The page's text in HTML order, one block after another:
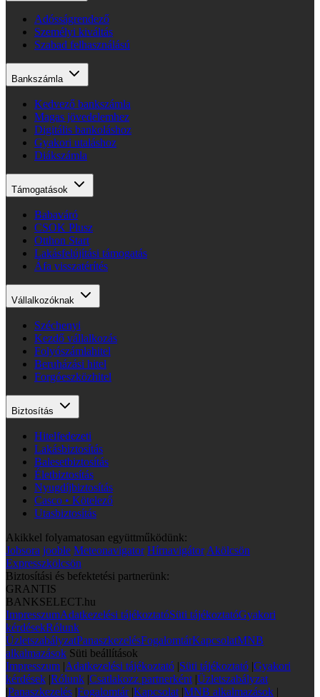
Adósságrendező
Személyi kiváltás
Szabad felhasználású
Bankszámla
Kedvező bankszámla
Magas jövedelemhez
Digitális bankoláshoz
Gyakori utaláshoz
Diákszámla
Támogatások
Babaváró
CSOK Plusz
Otthon Start
Lakásfelújítási támogatás
Áfa visszatérítés
Vállalkozóknak
Széchenyi
Kezdő vállalkozás
Folyószámlahitel
Beruházási hitel
Forgóeszközhitel
Biztosítás
Hitelfedezeti
Lakásbiztosítás
Balesetbiztosítás
Életbiztosítás
Nyugdíjbiztosítás
Casco • Kötelező
Utasbiztosítás
Akikkel folyamatosan együttműködünk:
Jobsora jooble Meteonavigator Hírnavigátor Akölcsön
Expresszkölcsön
Biztosítási és befektetési partnerünk:
GRANTIS
BANKSELECT.hu
ImpresszumAdatkezelési tájékoztatóSüti tájékoztatóGyakori
kérdésekRólunk
ÜzletszabályzatPanaszkezelésFogalomtárKapcsolatMNB
alkalmazások Süti beállítások
Impresszum |Adatkezelési tájékoztató |Süti tájékoztató |Gyakori
kérdések |Rólunk |Csatlakozz partnerként |Üzletszabályzat
|Panaszkezelés |Fogalomtár |Kapcsolat |MNB alkalmazások |